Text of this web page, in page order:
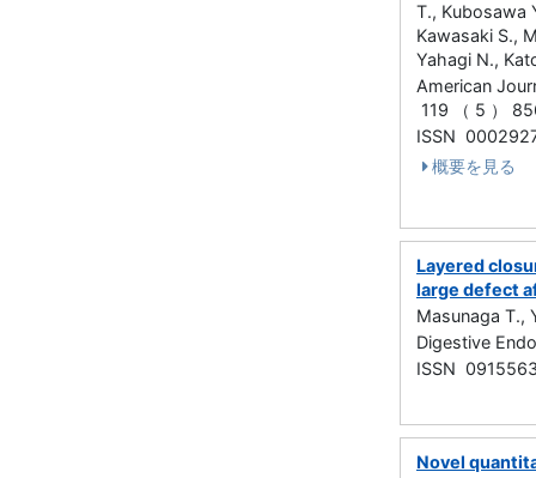
T., Kubosawa
Kawasaki S.,
Yahagi N.,
American
119 （ 5 ）
ISSN
概要を見る
Layered
large defect
Masunaga T.,
Digestive
ISSN
Novel